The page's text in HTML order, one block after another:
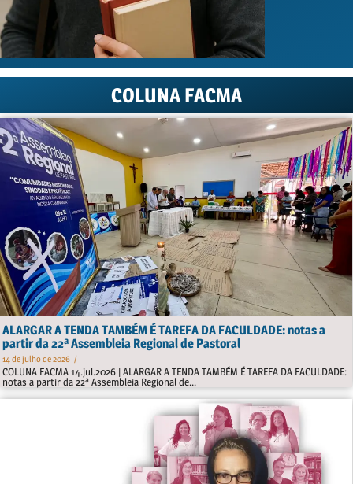
COLUNA FACMA
ALARGAR A TENDA TAMBÉM É TAREFA DA FACULDADE: notas a
partir da 22ª Assembleia Regional de Pastoral
14 de julho de 2026 /
COLUNA FACMA 14.jul.2026 | ALARGAR A TENDA TAMBÉM É TAREFA DA FACULDADE:
notas a partir da 22ª Assembleia Regional de...